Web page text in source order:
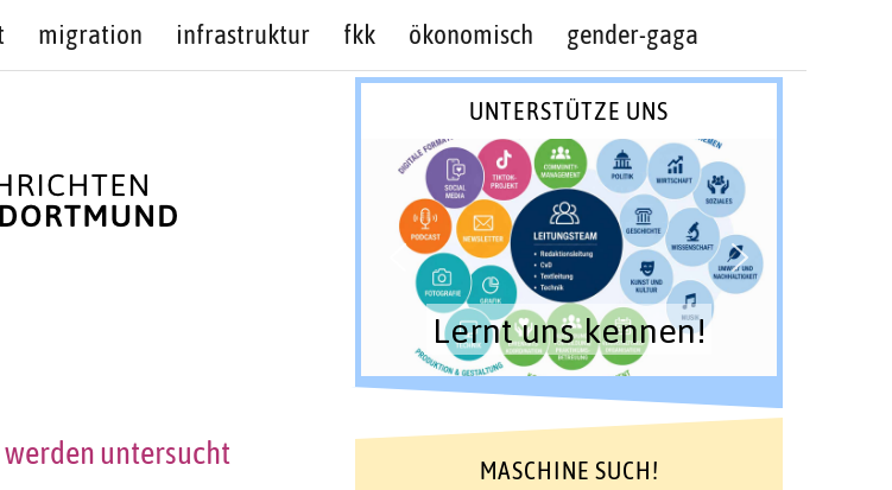
migration infrastruktur fkk ökonomisch gender-gaga
untersucht
UNTERSTÜTZE UNS
Lernt uns kennen!
MASCHINE SUCH!